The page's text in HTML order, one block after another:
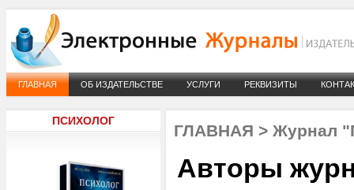
ГЛАВНАЯ ОБ ИЗДАТЕЛЬСТВЕ УСЛУГИ РЕКВИЗИТЫ
ПСИХОЛОГ
ГЛАВНАЯ > Журнал
Авторы